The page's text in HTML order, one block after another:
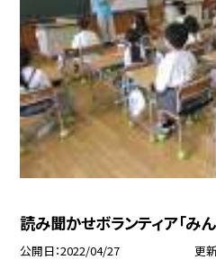
読み聞かせボランティア「みん
公開日 2022/04/27 更